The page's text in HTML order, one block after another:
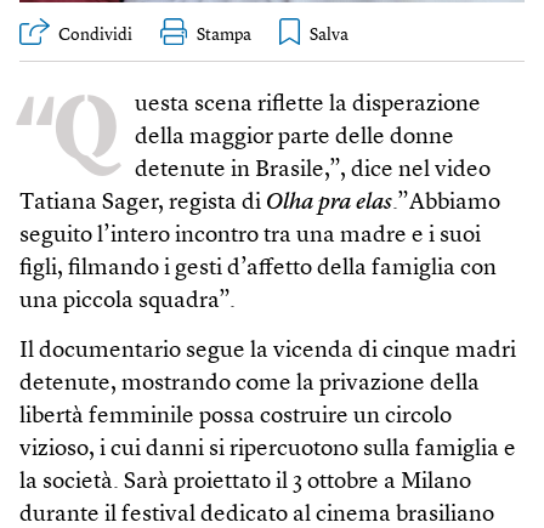
Condividi Stampa
“Q uesta scena riflette la disperazione
della maggior parte delle donne
detenute in Brasile,”, dice nel video
Tatiana Sager, regista di Olha pra elas.”Abbiamo
seguito l’intero incontro tra una madre e i suoi
figli, filmando i gesti d’affetto della famiglia con
una piccola squadra”.
Il documentario segue la vicenda di cinque madri
detenute, mostrando come la privazione della
libertà femminile possa costruire un circolo
vizioso, i cui danni si ripercuotono sulla famiglia e
la società. Sarà proiettato il 3 ottobre a Milano
durante il festival dedicato al cinema brasiliano